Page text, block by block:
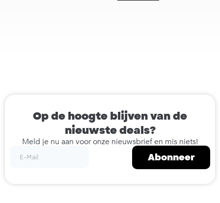
Op de hoogte blijven van de
nieuwste deals?
Meld je nu aan voor onze nieuwsbrief en mis niets!
Abonneer